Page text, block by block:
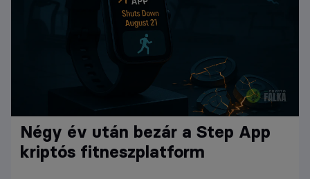
Négy év után bezár a Step App
kriptós fitneszplatform